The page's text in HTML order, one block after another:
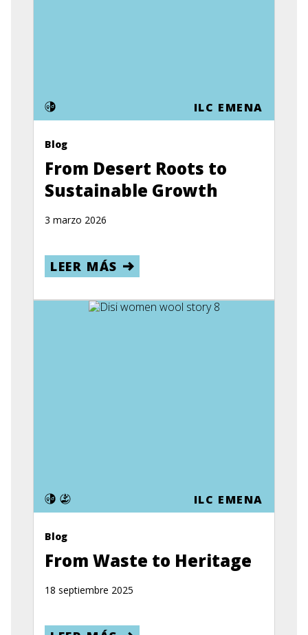
ILC EMENA
Blog
From Desert Roots to
Sustainable Growth
3 marzo 2026
LEER MÁS
ILC EMENA
Blog
From Waste to Heritage
18 septiembre 2025